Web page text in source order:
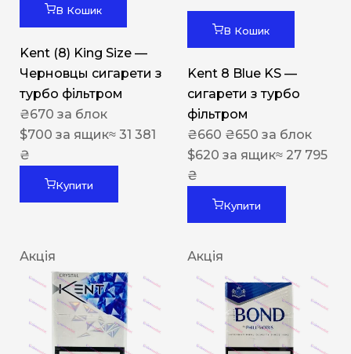
В Кошик
Kent (8) King Size —
Черновцы сигарети з
турбо фільтром
₴670 за блок
$700 за ящик≈ 31 381
₴
Купити
В Кошик
Kent 8 Blue KS —
сигарети з турбо
фільтром
₴660 ₴650 за блок
$620 за ящик≈ 27 795
₴
Купити
Акція Акція